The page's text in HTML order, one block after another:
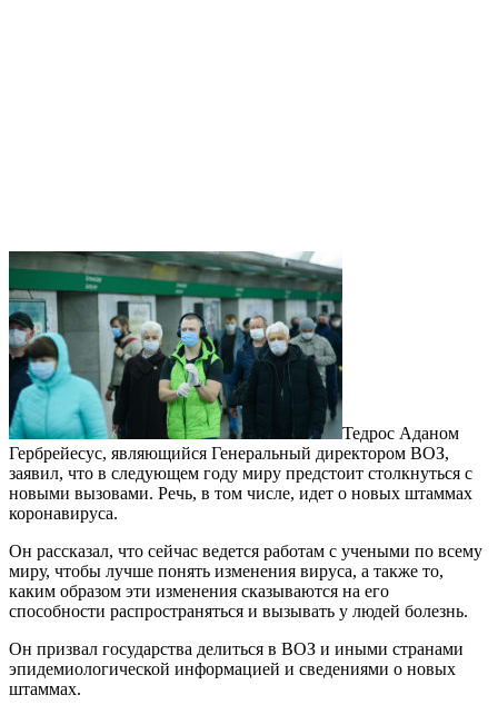
Тедрос Аданом
Гербрейесус, являющийся Генеральный директором ВОЗ,
заявил, что в следующем году миру предстоит столкнуться с
новыми вызовами. Речь, в том числе, идет о новых штаммах
коронавируса.
Он рассказал, что сейчас ведется работам с учеными по всему
миру, чтобы лучше понять изменения вируса, а также то,
каким образом эти изменения сказываются на его
способности распространяться и вызывать у людей болезнь.
Он призвал государства делиться в ВОЗ и иными странами
эпидемиологической информацией и сведениями о новых
штаммах.